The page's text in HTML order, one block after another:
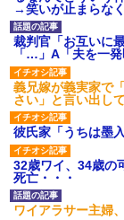
→笑いが止まらな
裁判官「お互いに
「…」A「夫を一
義兄嫁が義実家で
さい」と言い出し
彼氏家「うちは墨
32歳ワイ、34歳の
死亡・・・
ワイアラサー主婦